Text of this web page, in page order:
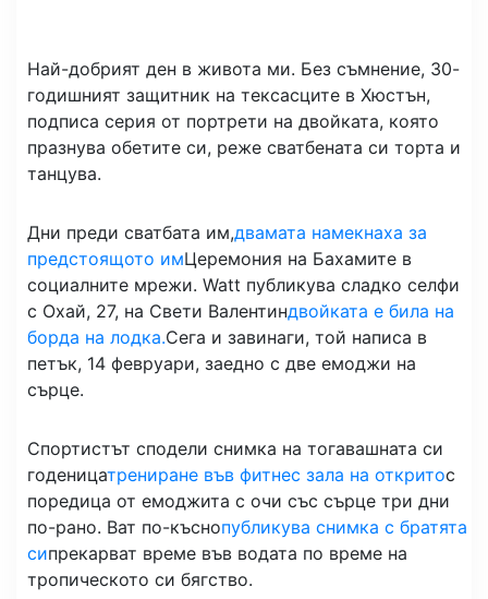
Най-добрият ден в живота ми. Без съмнение, 30-
годишният защитник на тексасците в Хюстън,
подписа серия от портрети на двойката, която
празнува обетите си, реже сватбената си торта и
танцува.
Дни преди сватбата им,двамата намекнаха за
предстоящото имЦеремония на Бахамите в
социалните мрежи. Watt публикува сладко селфи
с Охай, 27, на Свети Валентиндвойката е била на
борда на лодка.Сега и завинаги, той написа в
петък, 14 февруари, заедно с две емоджи на
сърце.
Спортистът сподели снимка на тогавашната си
годеницатрениране във фитнес зала на откритос
поредица от емоджита с очи със сърце три дни
по-рано. Ват по-къснопубликува снимка с братята
сипрекарват време във водата по време на
тропическото си бягство.